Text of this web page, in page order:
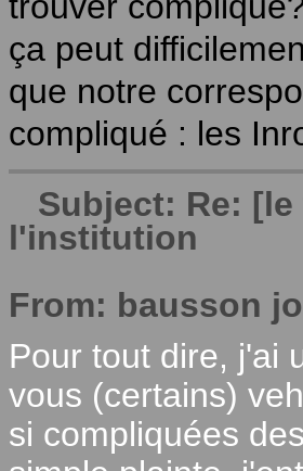
ça peut
que notre
compliqué : les
Subject: Re:
l'institution
From: bausson
Pour tout dire, j'ai
vous (certains)
si compliquées